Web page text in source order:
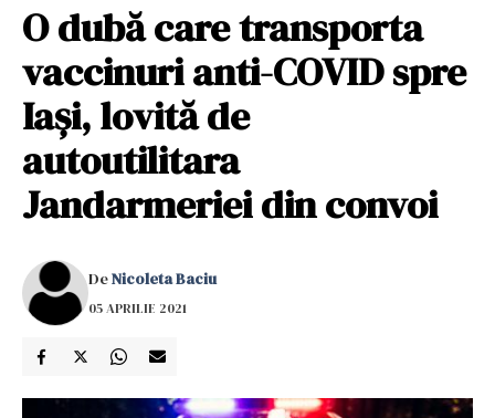
O dubă care transporta
vaccinuri anti-COVID spre
Iași, lovită de
autoutilitara
Jandarmeriei din convoi
DeNicoleta Baciu
05 APRILIE 2021